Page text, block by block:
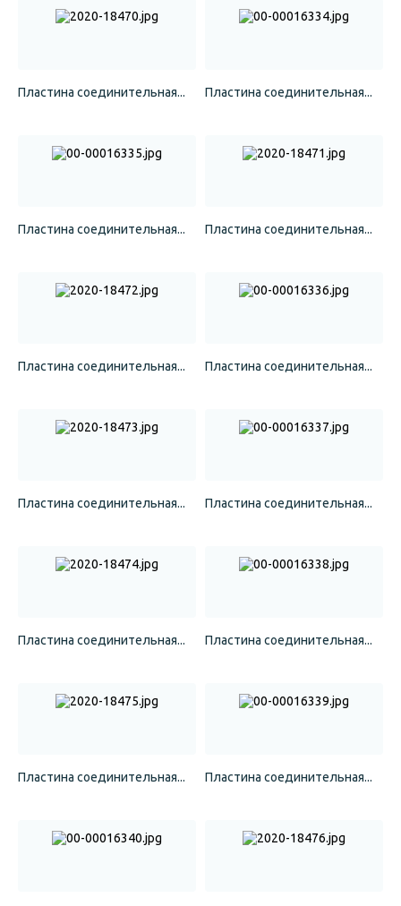
Пластина соединительная... Пластина соединительная...
Пластина соединительная... Пластина соединительная...
Пластина соединительная... Пластина соединительная...
Пластина соединительная... Пластина соединительная...
Пластина соединительная... Пластина соединительная...
Пластина соединительная... Пластина соединительная...